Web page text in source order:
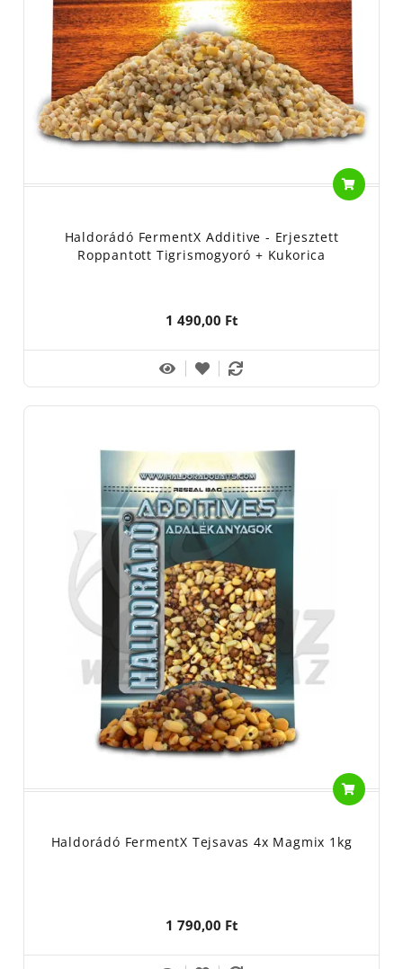
Haldorádó FermentX Additive - Erjesztett
Roppantott Tigrismogyoró + Kukorica
1 490,00 Ft
Haldorádó FermentX Tejsavas 4x Magmix 1kg
1 790,00 Ft